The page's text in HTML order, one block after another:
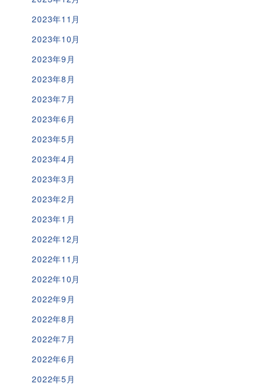
2023年11月
2023年10月
2023年9月
2023年8月
2023年7月
2023年6月
2023年5月
2023年4月
2023年3月
2023年2月
2023年1月
2022年12月
2022年11月
2022年10月
2022年9月
2022年8月
2022年7月
2022年6月
2022年5月